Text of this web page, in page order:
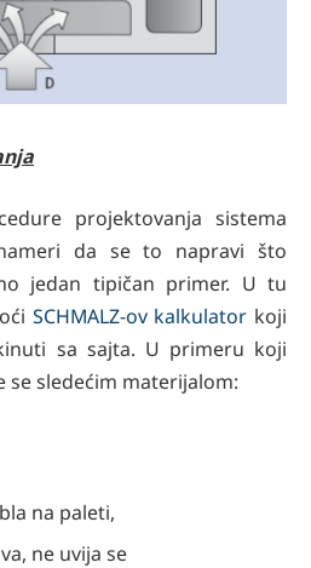
projektovanja sistema
da se to napravi što
jedan tipičan primer. U tu
SCHMALZ-ov kalkulator koji
sa sajta. U primeru koji
sledećim materijalom:
na paleti,
ne uvija se